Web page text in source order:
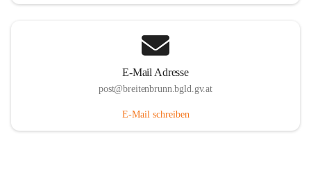
E-Mail Adresse
post@breitenbrunn.bgld.gv.at
E-Mail schreiben